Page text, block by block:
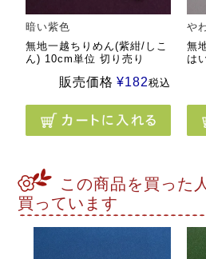
暗い紫色
無地一越ちりめん(紫紺/しこ
ん) 10cm単位 切り売り
販売価格 ¥182税込
や
無
は
この商品を買った
買っています